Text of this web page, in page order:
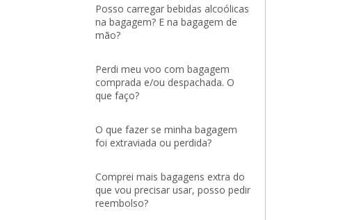
Posso carregar bebidas alcoólicas
na bagagem? E na bagagem de
mão?
Perdi meu voo com bagagem
comprada e/ou despachada. O
que faço?
O que fazer se minha bagagem
foi extraviada ou perdida?
Comprei mais bagagens extra do
que vou precisar usar, posso pedir
reembolso?